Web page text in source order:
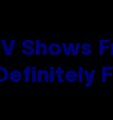
Shows